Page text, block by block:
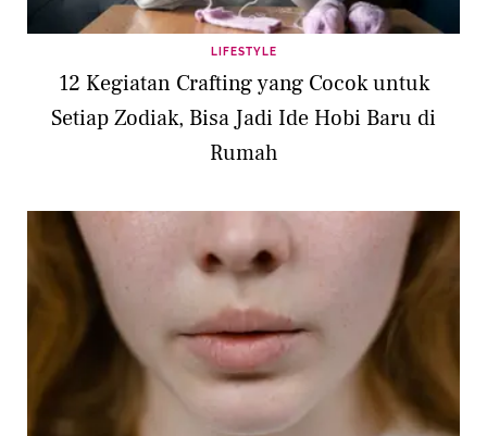
LIFESTYLE
12 Kegiatan Crafting yang Cocok untuk
Setiap Zodiak, Bisa Jadi Ide Hobi Baru di
Rumah